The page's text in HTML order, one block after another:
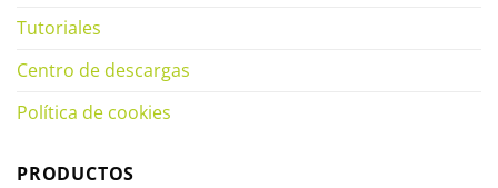
Tutoriales
Centro de descargas
Política de cookies
PRODUCTOS